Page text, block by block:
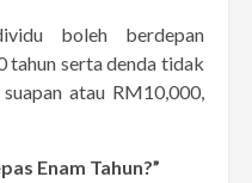
boleh berdepan
tahun serta denda tidak
atau RM10,000,
Enam Tahun?”